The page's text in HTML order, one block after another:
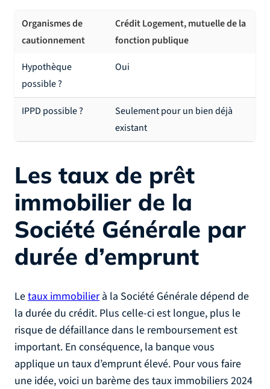
Organismes de
cautionnement
Crédit Logement, mutuelle de la
fonction publique
Hypothèque
possible ?
Oui
IPPD possible ?
Seulement pour un bien déjà
existant
Les taux de prêt
immobilier de la
Société Générale par
durée d’emprunt
Letaux immobilierà la Société Générale dépend de
la durée du crédit. Plus celle-ci est longue, plus le
risque de défaillance dans le remboursement est
important. En conséquence, la banque vous
applique un taux d’emprunt élevé. Pour vous faire
une idée, voici un barème des taux immobiliers 2024